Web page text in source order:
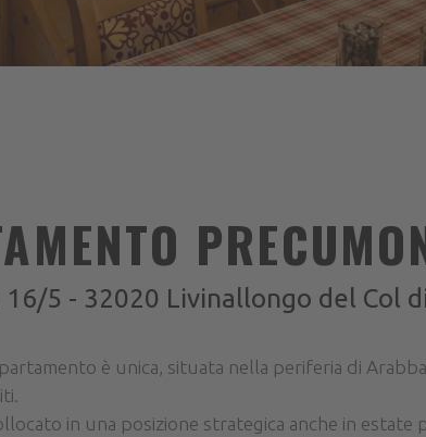
5 - 32020 Livinallongo del Col
è unica, situata nella periferia di
in una posizione strategica anche in estate